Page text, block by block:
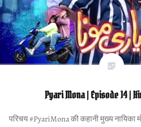
Pyari Mona | Episode 14 |
परिचय #PyariMona की कहानी मुख्य नायिका